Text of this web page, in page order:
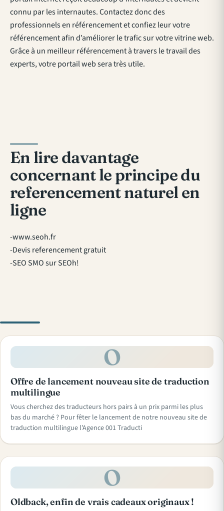
connu par les internautes. Contactez donc des
professionnels en référencement et confiez leur votre
référencement afin d’améliorer le trafic sur votre vitrine web.
Grâce à un meilleur référencement à travers le travail des
experts, votre portail web sera très utile.
En lire davantage
concernant le principe du
referencement naturel en
ligne
-www.seoh.fr
-Devis referencement gratuit
-SEO SMO sur SEOh!
O
Offre de lancement nouveau site de traduction
multilingue
Vous cherchez des traducteurs hors pairs à un prix parmi les plus
bas du marché ? Pour fêter le lancement de notre nouveau site de
traduction multilingue l’Agence 001 Traducti
O
Oldback, enfin de vrais cadeaux originaux !